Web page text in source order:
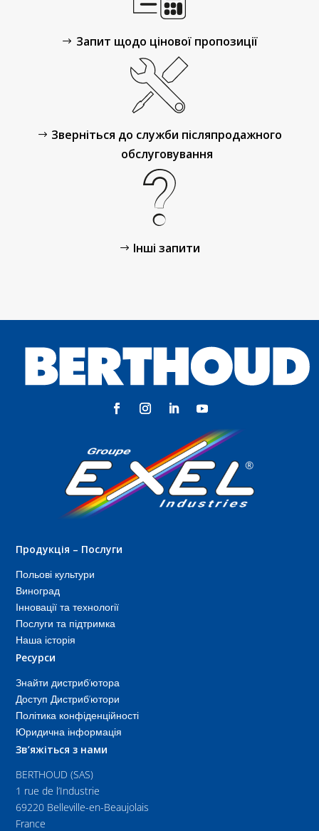
Запит щодо цінової пропозиції
Зверніться до служби післяпродажного
обслуговування
Інші запити
Продукція – Послуги
Польові культури
Виноград
Інновації та технології
Послуги та підтримка
Наша історія
Ресурси
Знайти дистриб’ютора
Доступ Дистриб’ютори
Політика конфіденційності
Юридична інформація
Зв’яжіться з нами
BERTHOUD (SAS)
1 rue de l’Industrie
69220 Belleville-en-Beaujolais
France